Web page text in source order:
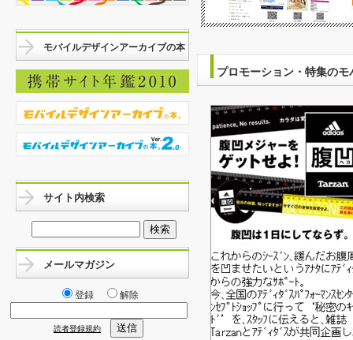
プロモーション・特集の
モバイルデザインアーカイブの本
サイト内検索
メールマガジン
登録 解除
読者登録規約